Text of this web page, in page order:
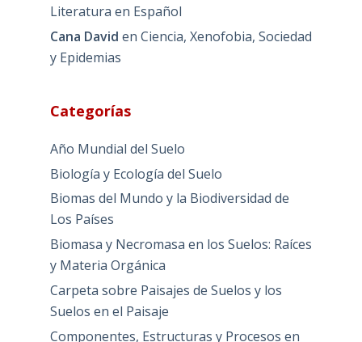
Literatura en Español
Cana David en Ciencia, Xenofobia, Sociedad
y Epidemias
Categorías
Año Mundial del Suelo
Biología y Ecología del Suelo
Biomas del Mundo y la Biodiversidad de
Los Países
Biomasa y Necromasa en los Suelos: Raíces
y Materia Orgánica
Carpeta sobre Paisajes de Suelos y los
Suelos en el Paisaje
Componentes, Estructuras y Procesos en